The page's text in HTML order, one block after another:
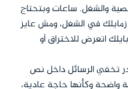
والشغل. ساعات وبتحتاج
في الشغل، ومش عايز
اتعرض للاختراق أو
تخفي الرسائل داخل نص
واضحة وكأنها حاجة عادية،